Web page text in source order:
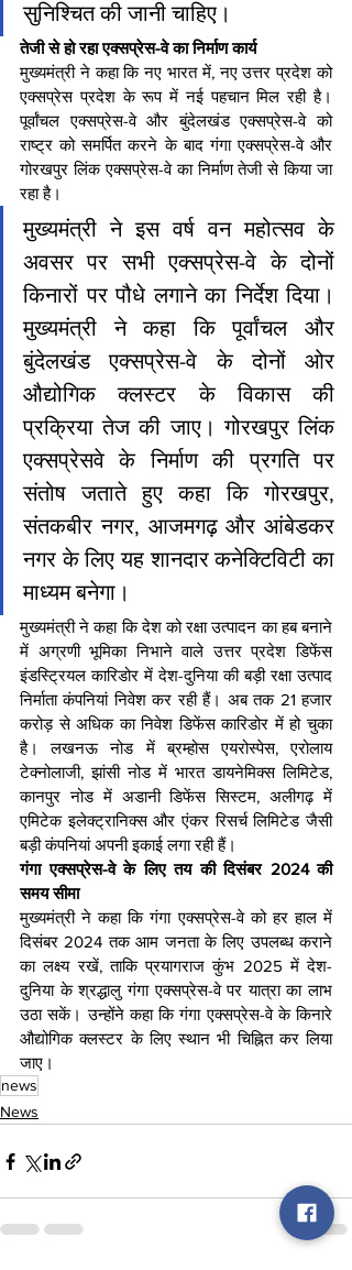
सुनिश्चित की जानी चाहिए।
तेजी से हो रहा एक्सप्रेस-वे का निर्माण कार्य
मुख्यमंत्री ने कहा कि नए भारत में, नए उत्तर प्रदेश को
एक्सप्रेस प्रदेश के रूप में नई पहचान मिल रही है।
पूर्वांचल एक्सप्रेस-वे और बुंदेलखंड एक्सप्रेस-वे को
राष्ट्र को समर्पित करने के बाद गंगा एक्सप्रेस-वे और
गोरखपुर लिंक एक्सप्रेस-वे का निर्माण तेजी से किया जा
रहा है।
मुख्यमंत्री ने इस वर्ष वन महोत्सव के
अवसर पर सभी एक्सप्रेस-वे के दोनों
किनारों पर पौधे लगाने का निर्देश दिया।
मुख्यमंत्री ने कहा कि पूर्वांचल और
बुंदेलखंड एक्सप्रेस-वे के दोनों ओर
औद्योगिक क्लस्टर के विकास की
प्रक्रिया तेज की जाए। गोरखपुर लिंक
एक्सप्रेसवे के निर्माण की प्रगति पर
संतोष जताते हुए कहा कि गोरखपुर,
संतकबीर नगर, आजमगढ़ और आंबेडकर
नगर के लिए यह शानदार कनेक्टिविटी का
माध्यम बनेगा।
मुख्यमंत्री ने कहा कि देश को रक्षा उत्पादन का हब बनाने
में अग्रणी भूमिका निभाने वाले उत्तर प्रदेश डिफेंस
इंडस्ट्रियल कारिडोर में देश-दुनिया की बड़ी रक्षा उत्पाद
निर्माता कंपनियां निवेश कर रही हैं। अब तक 21 हजार
करोड़ से अधिक का निवेश डिफेंस कारिडोर में हो चुका
है। लखनऊ नोड में ब्रम्होस एयरोस्पेस, एरोलाय
टेक्नोलाजी, झांसी नोड में भारत डायनेमिक्स लिमिटेड,
कानपुर नोड में अडानी डिफेंस सिस्टम, अलीगढ़ में
एमिटेक इलेक्ट्रानिक्स और एंकर रिसर्च लिमिटेड जैसी
बड़ी कंपनियां अपनी इकाई लगा रही हैं।
गंगा एक्सप्रेस-वे के लिए तय की दिसंबर 2024 की
समय सीमा
मुख्यमंत्री ने कहा कि गंगा एक्सप्रेस-वे को हर हाल में
दिसंबर 2024 तक आम जनता के लिए उपलब्ध कराने
का लक्ष्य रखें, ताकि प्रयागराज कुंभ 2025 में देश-
दुनिया के श्रद्धालु गंगा एक्सप्रेस-वे पर यात्रा का लाभ
उठा सकें। उन्होंने कहा कि गंगा एक्सप्रेस-वे के किनारे
औद्योगिक क्लस्टर के लिए स्थान भी चिह्नित कर लिया
जाए।
news
News